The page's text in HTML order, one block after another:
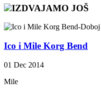
IZDVAJAMO JOŠ
Ico i Mile Korg Bend
01 Dec 2014
Mile